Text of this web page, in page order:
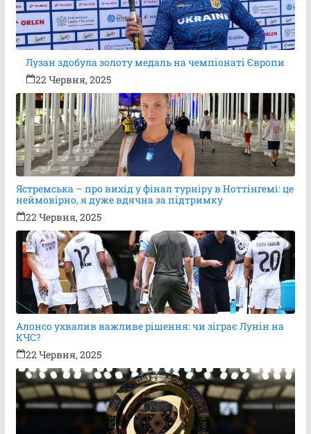
Лузан здобула золоту медаль на чемпіонаті Європи
22 Червня, 2025
Ястремська – про вихід у фінал турніру в Ноттінгемі: це
неймовірно, я дуже вдячна за підтримку
22 Червня, 2025
Алонсо ухвалив важливе рішення: чи зіграє Лунін на
КЧС?
22 Червня, 2025